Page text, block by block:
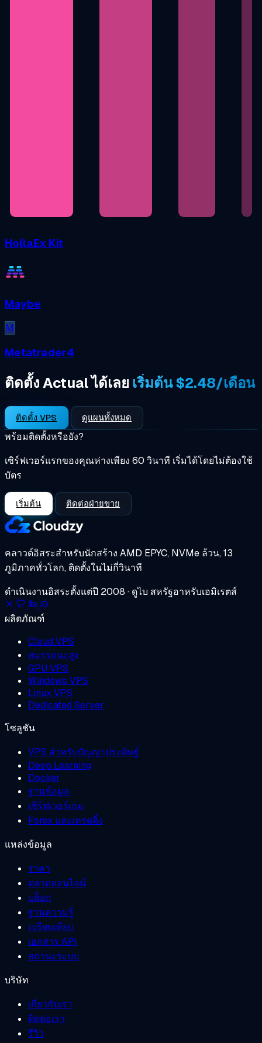
HollaEx Kit
Maybe
M
Metatrader4
ติดตั้ง Actual ได้เลย เริ่มต้น $2.48/เดือน
ติดตั้ง VPS ดูแผนทั้งหมด
พร้อมติดตั้งหรือยัง?
เซิร์ฟเวอร์แรกของคุณห่างเพียง 60 วินาที เริ่มได้โดยไม่ต้องใช้
บัตร
เริ่มต้น ติดต่อฝ่ายขาย
คลาวด์อิสระสำหรับนักสร้าง AMD EPYC, NVMe ล้วน, 13
ภูมิภาคทั่วโลก, ติดตั้งในไม่กี่วินาที
ดำเนินงานอิสระตั้งแต่ปี 2008 · ดูไบ สหรัฐอาหรับเอมิเรตส์
ผลิตภัณฑ์
Cloud VPS
สมรรถนะสูง
GPU VPS
Windows VPS
Linux VPS
Dedicated Server
โซลูชัน
VPS สำหรับปัญญาประดิษฐ์
Deep Learning
Docker
ฐานข้อมูล
เซิร์ฟเวอร์เกม
Forex และเทรดดิ้ง
แหล่งข้อมูล
ราคา
ตลาดออนไลน์
บล็อก
ฐานความรู้
เปรียบเทียบ
เอกสาร API
สถานะระบบ
บริษัท
เกี่ยวกับเรา
ติดต่อเรา
รีวิว